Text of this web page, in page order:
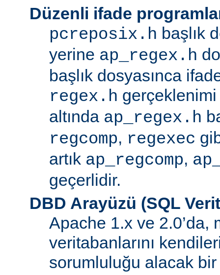
Düzenli ifade
pcreposix.h başlık
yerine ap_regex.h
başlık dosyasınca
regex.h
altında ap_regex.h
regcomp, regexec
artık ap_regcomp,
geçerlidir.
DBD Arayüzü (SQL
Apache 1.x ve 2.0’da,
veritabanlarını
sorumluluğu alacak bir